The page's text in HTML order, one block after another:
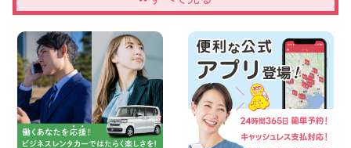
【佐渡の夏はレンタカーで自由に!】 新潟
100円レンタカー 両津
2026年08月06日
佐渡空港店はお盆も休まず営業中! 新潟県
佐渡空港店
100円レンタカー 佐渡空港
2026年08月06日
今週末空きあります☆ 大阪府 寝屋川太間
東町店